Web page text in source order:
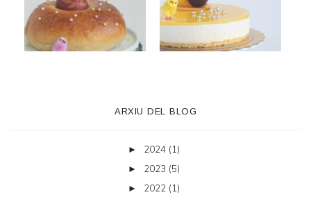
ARXIU DEL BLOG
► 2024 (1)
► 2023 (5)
► 2022 (1)